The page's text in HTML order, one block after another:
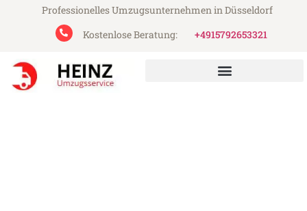
Professionelles Umzugsunternehmen in Düsseldorf
Kostenlose Beratung:
+4915792653321